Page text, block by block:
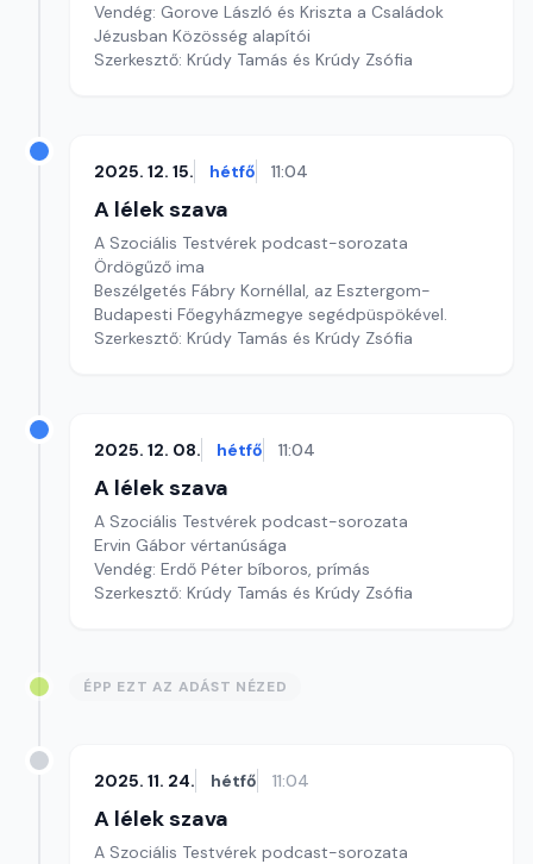
Vendég: Gorove László és Kriszta a Családok
Jézusban Közösség alapítói
Szerkesztő: Krúdy Tamás és Krúdy Zsófia
2025. 12. 15. hétfő 11:04
A lélek szava
A Szociális Testvérek podcast-sorozata
Ördögűző ima
Beszélgetés Fábry Kornéllal, az Esztergom-
Budapesti Főegyházmegye segédpüspökével.
Szerkesztő: Krúdy Tamás és Krúdy Zsófia
2025. 12. 08. hétfő 11:04
A lélek szava
A Szociális Testvérek podcast-sorozata
Ervin Gábor vértanúsága
Vendég: Erdő Péter bíboros, prímás
Szerkesztő: Krúdy Tamás és Krúdy Zsófia
ÉPP EZT AZ ADÁST NÉZED
2025. 11. 24. hétfő 11:04
A lélek szava
A Szociális Testvérek podcast-sorozata